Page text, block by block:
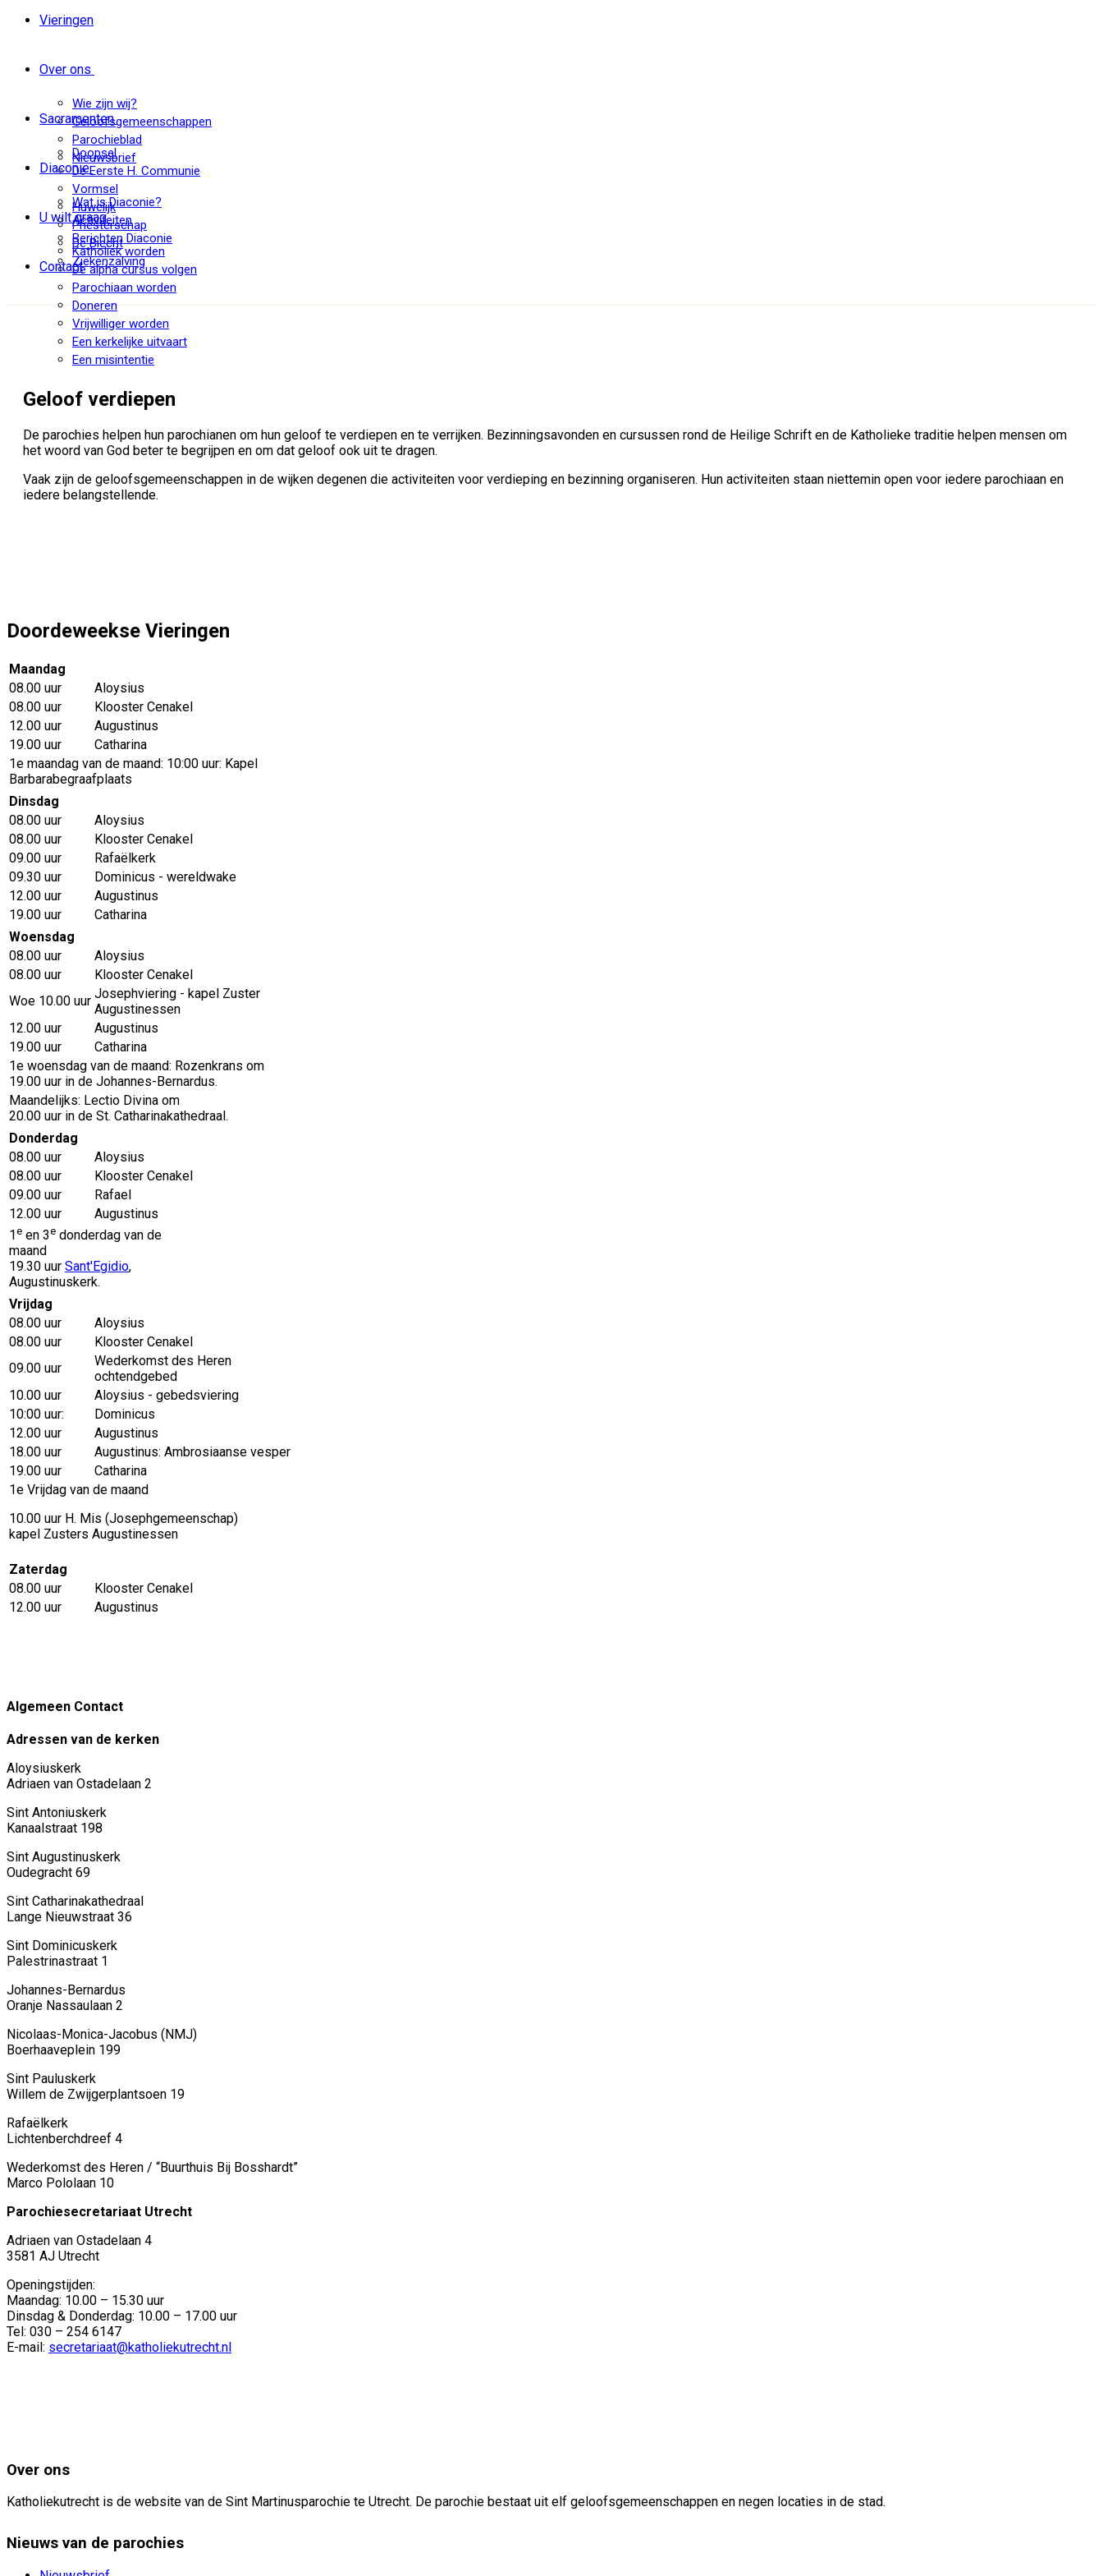
Vieringen
Over ons
Wie zijn wij?
Geloofsgemeenschappen
Parochieblad
Nieuwsbrief
Sacramenten
Doopsel
De Eerste H. Communie
Vormsel
Huwelijk
Priesterschap
De Biecht
Ziekenzalving
Diaconie
Wat is Diaconie?
Activiteiten
Berichten Diaconie
U wilt graag
Katholiek worden
De alpha cursus volgen
Parochiaan worden
Doneren
Vrijwilliger worden
Een kerkelijke uitvaart
Een misintentie
Contact
Geloof verdiepen
De parochies helpen hun parochianen om hun geloof te verdiepen en te verrijken. Bezinningsavonden en cursussen rond de Heilige Schrift en de Katholieke traditie helpen mensen om
het woord van God beter te begrijpen en om dat geloof ook uit te dragen.
Vaak zijn de geloofsgemeenschappen in de wijken degenen die activiteiten voor verdieping en bezinning organiseren. Hun activiteiten staan niettemin open voor iedere parochiaan en
iedere belangstellende.
Doordeweekse Vieringen
Maandag
08.00 uur
Aloysius
08.00 uur
Klooster Cenakel
12.00 uur
Augustinus
19.00 uur
Catharina
1e maandag van de maand: 10:00 uur: Kapel
Barbarabegraafplaats
Dinsdag
08.00 uur
Aloysius
08.00 uur
Klooster Cenakel
09.00 uur
Rafaëlkerk
09.30 uur
Dominicus - wereldwake
12.00 uur
Augustinus
19.00 uur
Catharina
Woensdag
08.00 uur
Aloysius
08.00 uur
Klooster Cenakel
Woe 10.00 uur Josephviering - kapel Zuster
Augustinessen
12.00 uur
Augustinus
19.00 uur
Catharina
1e woensdag van de maand: Rozenkrans om
19.00 uur in de Johannes-Bernardus.
Maandelijks: Lectio Divina om
20.00 uur in de St. Catharinakathedraal.
Donderdag
08.00 uur
Aloysius
08.00 uur
Klooster Cenakel
09.00 uur
Rafael
12.00 uur
Augustinus
1e en 3e donderdag van de
maand
19.30 uur Sant'Egidio,
Augustinuskerk.
Vrijdag
08.00 uur
Aloysius
08.00 uur
Klooster Cenakel
09.00 uur
Wederkomst des Heren
ochtendgebed
10.00 uur
Aloysius - gebedsviering
10:00 uur:
Dominicus
12.00 uur
Augustinus
18.00 uur
Augustinus: Ambrosiaanse vesper
19.00 uur
Catharina
1e Vrijdag van de maand
10.00 uur H. Mis (Josephgemeenschap)
kapel Zusters Augustinessen
Zaterdag
08.00 uur
Klooster Cenakel
12.00 uur
Augustinus
Algemeen Contact
Adressen van de kerken
Aloysiuskerk
Adriaen van Ostadelaan 2
Sint Antoniuskerk
Kanaalstraat 198
Sint Augustinuskerk
Oudegracht 69
Sint Catharinakathedraal
Lange Nieuwstraat 36
Sint Dominicuskerk
Palestrinastraat 1
Johannes-Bernardus
Oranje Nassaulaan 2
Nicolaas-Monica-Jacobus (NMJ)
Boerhaaveplein 199
Sint Pauluskerk
Willem de Zwijgerplantsoen 19
Rafaëlkerk
Lichtenberchdreef 4
Wederkomst des Heren / “Buurthuis Bij Bosshardt”
Marco Pololaan 10
Parochiesecretariaat Utrecht
Adriaen van Ostadelaan 4
3581 AJ Utrecht
Openingstijden:
Maandag: 10.00 – 15.30 uur
Dinsdag & Donderdag: 10.00 – 17.00 uur
Tel: 030 – 254 6147
E-mail: secretariaat@katholiekutrecht.nl
Over ons
Katholiekutrecht is de website van de Sint Martinusparochie te Utrecht. De parochie bestaat uit elf geloofsgemeenschappen en negen locaties in de stad.
Nieuws van de parochies